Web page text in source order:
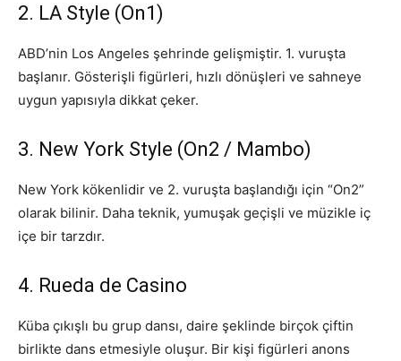
2. LA Style (On1)
ABD’nin Los Angeles şehrinde gelişmiştir. 1. vuruşta
başlanır. Gösterişli figürleri, hızlı dönüşleri ve sahneye
uygun yapısıyla dikkat çeker.
3. New York Style (On2 / Mambo)
New York kökenlidir ve 2. vuruşta başlandığı için “On2”
olarak bilinir. Daha teknik, yumuşak geçişli ve müzikle iç
içe bir tarzdır.
4. Rueda de Casino
Küba çıkışlı bu grup dansı, daire şeklinde birçok çiftin
birlikte dans etmesiyle oluşur. Bir kişi figürleri anons